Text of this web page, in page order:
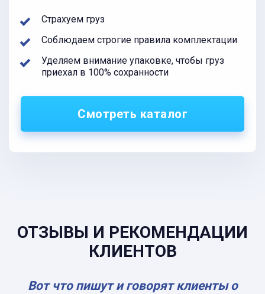
Страхуем груз
Соблюдаем строгие правила комплектации
Уделяем внимание упаковке, чтобы груз
приехал в 100% сохранности
Смотреть каталог
ОТЗЫВЫ И РЕКОМЕНДАЦИИ
КЛИЕНТОВ
Вот что пишут и говорят клиенты о